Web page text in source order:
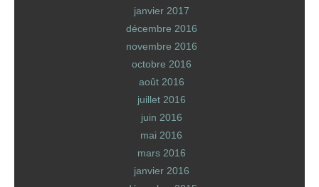
janvier 2017
décembre 2016
novembre 2016
octobre 2016
août 2016
juillet 2016
juin 2016
mai 2016
mars 2016
janvier 2016